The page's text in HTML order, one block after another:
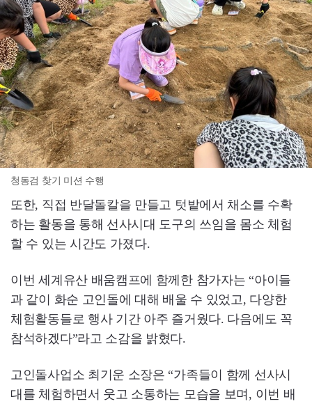
청동검 찾기 미션 수행
또한, 직접 반달돌칼을 만들고 텃밭에서 채소를 수확
하는 활동을 통해 선사시대 도구의 쓰임을 몸소 체험
할 수 있는 시간도 가졌다.
이번 세계유산 배움캠프에 함께한 참가자는 “아이들
과 같이 화순 고인돌에 대해 배울 수 있었고, 다양한
체험활동들로 행사 기간 아주 즐거웠다. 다음에도 꼭
참석하겠다”라고 소감을 밝혔다.
고인돌사업소 최기운 소장은 “가족들이 함께 선사시
대를 체험하면서 웃고 소통하는 모습을 보며, 이번 배